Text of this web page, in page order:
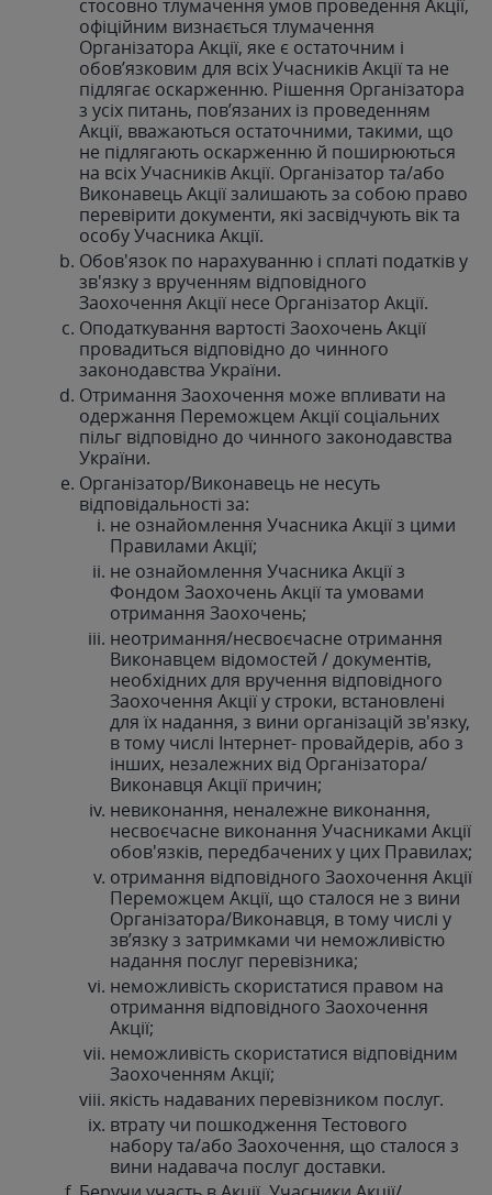
стосовно тлумачення умов проведення Акції,
офіційним визнається тлумачення
Організатора Акції, яке є остаточним і
обов’язковим для всіх Учасників Акції та не
підлягає оскарженню. Рішення Організатора
з усіх питань, пов’язаних із проведенням
Акції, вважаються остаточними, такими, що
не підлягають оскарженню й поширюються
на всіх Учасників Акції. Організатор та/або
Виконавець Акції залишають за собою право
перевірити документи, які засвідчують вік та
особу Учасника Акції.
Обов'язок по нарахуванню і сплаті податків у
зв'язку з врученням відповідного
Заохочення Акції несе Організатор Акції.
Оподаткування вартості Заохочень Акції
провадиться відповідно до чинного
законодавства України.
Отримання Заохочення може впливати на
одержання Переможцем Акції соціальних
пільг відповідно до чинного законодавства
України.
Організатор/Виконавець не несуть
відповідальності за:
не ознайомлення Учасника Акції з цими
Правилами Акції;
не ознайомлення Учасника Акції з
Фондом Заохочень Акції та умовами
отримання Заохочень;
неотримання/несвоєчасне отримання
Виконавцем відомостей / документів,
необхідних для вручення відповідного
Заохочення Акції у строки, встановлені
для їх надання, з вини організацій зв'язку,
в тому числі Інтернет- провайдерів, або з
інших, незалежних від Організатора/
Виконавця Акції причин;
невиконання, неналежне виконання,
несвоєчасне виконання Учасниками Акції
обов'язків, передбачених у цих Правилах;
отримання відповідного Заохочення Акції
Переможцем Акції, що сталося не з вини
Організатора/Виконавця, в тому числі у
зв’язку з затримками чи неможливістю
надання послуг перевізника;
неможливість скористатися правом на
отримання відповідного Заохочення
Акції;
неможливість скористатися відповідним
Заохоченням Акції;
якість надаваних перевізником послуг.
втрату чи пошкодження Тестового
набору та/або Заохочення, що сталося з
вини надавача послуг доставки.